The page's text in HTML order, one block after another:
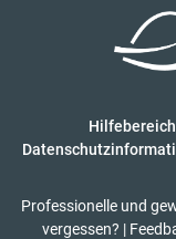
Hilfebereich
Professionelle und
vergessen? |